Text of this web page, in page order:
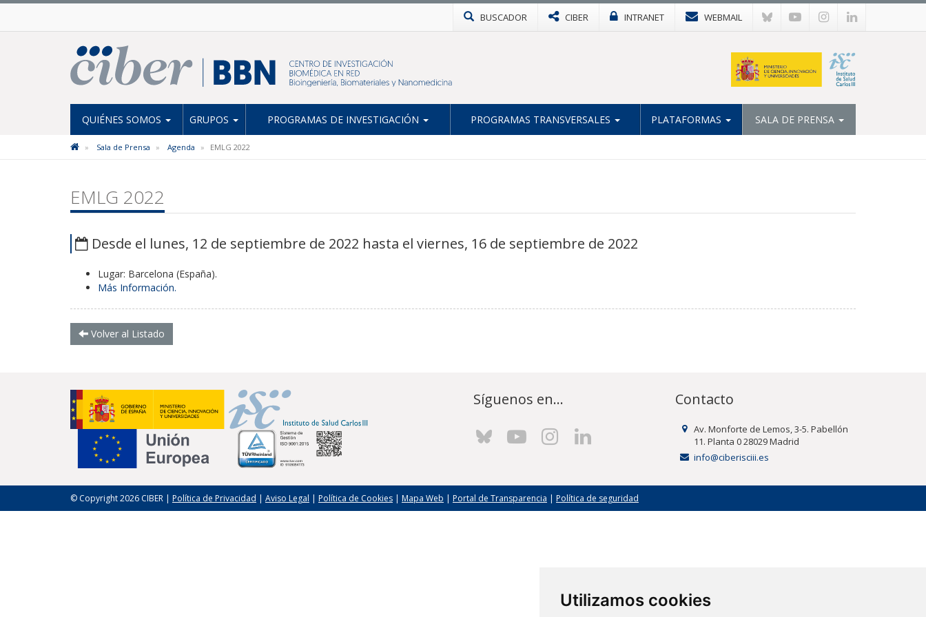
Utilizamos cookies
BUSCADOR CIBER INTRANET WEBMAIL
QUIÉNES SOMOS GRUPOS PROGRAMAS DE INVESTIGACIÓN PROGRAMAS TRANSVERSALES PLATAFORMAS SALA DE PRENSA
Sala de Prensa Agenda EMLG 2022
EMLG 2022
Desde el lunes, 12 de septiembre de 2022 hasta el viernes, 16 de septiembre de 2022
Lugar: Barcelona (España).
Más Información.
Volver al Listado
Síguenos en... Contacto
Av. Monforte de Lemos, 3-5. Pabellón
11. Planta 0 28029 Madrid
info@ciberisciii.es
© Copyright 2026 CIBER | Política de Privacidad | Aviso Legal | Política de Cookies | Mapa Web | Portal de Transparencia | Política de seguridad